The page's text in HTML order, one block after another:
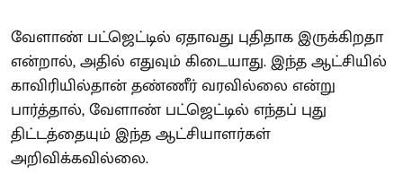
வேளாண் பட்ஜெட்டில் ஏதாவது புதிதாக இருக்கிறதா
என்றால், அதில் எதுவும் கிடையாது. இந்த ஆட்சியில்
காவிரியில்தான் தண்ணீர் வரவில்லை என்று
பார்த்தால், வேளாண் பட்ஜெட்டில் எந்தப் புது
திட்டத்தையும் இந்த ஆட்சியாளர்கள்
அறிவிக்கவில்லை.